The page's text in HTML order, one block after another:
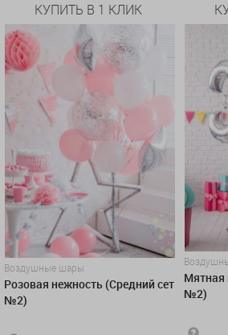
КУПИТЬ В 1 КЛИК
Воздушные шары
Розовая нежность (Средний сет
№2)
Мятная
№2)